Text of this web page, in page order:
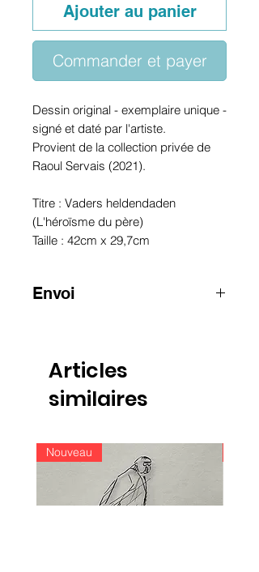
Ajouter au panier
Commander et payer
Dessin original - exemplaire unique -
signé et daté par l'artiste.
Provient de la collection privée de
Raoul Servais (2021).
Titre : Vaders heldendaden
(L'héroïsme du père)
Taille : 42cm x 29,7cm
Envoi
par e-mail
info@raoulservaiscollection.com
Articles
similaires
Nouveau